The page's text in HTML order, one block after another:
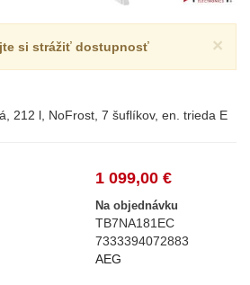
×
si strážiť dostupnosť
212 l, NoFrost, 7 šuflíkov, en. trieda E
1 099,00 €
Na objednávku
TB7NA181EC
7333394072883
AEG